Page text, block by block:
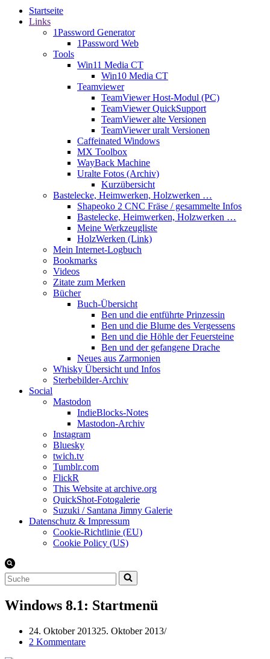
Startseite
Links
1Password Generator
1Password Web
Tools
Win11 Media CT
Win10 Media CT
Teamviewer
TeamViewer Host-Modul (PC)
TeamViewer QuickSupport
TeamViewer alte Versionen
TeamViewer uralt Versionen
Caffeinated Windows
MX Toolbox
WayBack Machine
Uralte Fotos (Archiv)
Kurzübersicht
Bastelecke, Heimwerken, Holzwerken …
Shapeoko 2 CNC Fräse / gesammelte Infos
Bastelecke, Heimwerken, Holzwerken …
Meine Werkzeugliste
HolzWerken (Link)
Mein Internet-Logbuch
Bookmarks
Videos
Zitate zum Merken
Bücher
Buch-Übersicht
Ben und die entführte Prinzessin
Ben und die Blume des Vergessens
Ben und die Höhle der Feuersteine
Ben und der gefangene Drache
Neues aus Zarmonien
Whisky Übersicht und Infos
Sterbebilder-Archiv
Social
Mastodon
IndieBlocks-Notes
Mastodon-Archiv
Instagram
Bluesky
twich.tv
Tumblr.com
FlickR
This Website at archive.org
QuickShot-Fotogalerie
Suzuki / Santana Jimny Galerie
Datenschutz & Impressum
Cookie-Richtlinie (EU)
Cookie Policy (US)
Suchen
nach …
Windows 8.1: Startmenü
24. Oktober 201325. Oktober 2013
2 Kommentare